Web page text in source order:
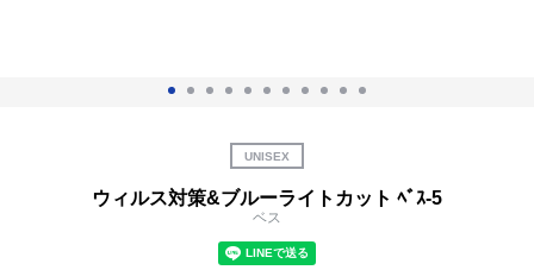
UNISEX
ウィルス対策&ブルーライトカット ﾍﾞｽ-5
ベス